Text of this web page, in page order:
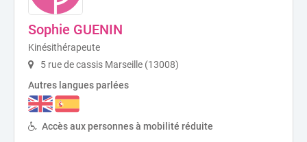
Sophie GUENIN
Kinésithérapeute
5 rue de cassis Marseille (13008)
Autres langues parlées
Accès aux personnes à mobilité réduite